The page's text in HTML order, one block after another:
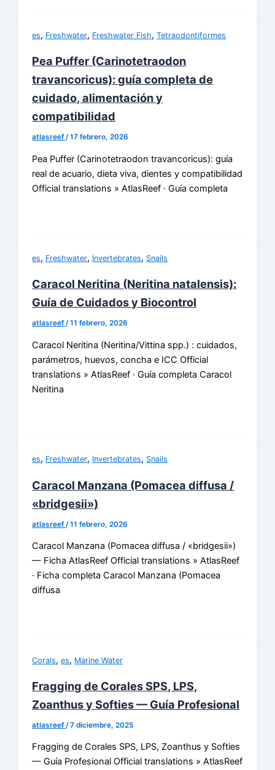
es, Freshwater, Freshwater Fish,Tetraodontiformes
Pea Puffer (Carinotetraodon
travancoricus): guía completa de
cuidado, alimentación y
compatibilidad
atlasreef/17 febrero, 2026
Pea Puffer (Carinotetraodon travancoricus): guía
real de acuario, dieta viva, dientes y compatibilidad
Official translations » AtlasReef · Guía completa
es, Freshwater, Invertebrates, Snails
Caracol Neritina (Neritina natalensis):
Guía de Cuidados y Biocontrol
atlasreef/11 febrero, 2026
Caracol Neritina (Neritina/Vittina spp.) : cuidados,
parámetros, huevos, concha e ICC Official
translations » AtlasReef · Guía completa Caracol
Neritina
es, Freshwater, Invertebrates, Snails
Caracol Manzana (Pomacea diffusa /
«bridgesii»)
atlasreef /11 febrero, 2026
Caracol Manzana (Pomacea diffusa / «bridgesii»)
— Ficha AtlasReef Official translations » AtlasReef
· Ficha completa Caracol Manzana (Pomacea
diffusa
Corals,es, Marine Water
Fragging de Corales SPS, LPS,
Zoanthus y Softies — Guía Profesional
atlasreef/7 diciembre, 2025
Fragging de Corales SPS, LPS, Zoanthus y Softies
— Guía Profesional Official translations » AtlasReef